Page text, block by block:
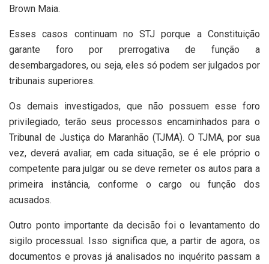
Brown Maia.
Esses casos continuam no STJ porque a Constituição
garante foro por prerrogativa de função a
desembargadores, ou seja, eles só podem ser julgados por
tribunais superiores.
Os demais investigados, que não possuem esse foro
privilegiado, terão seus processos encaminhados para o
Tribunal de Justiça do Maranhão (TJMA). O TJMA, por sua
vez, deverá avaliar, em cada situação, se é ele próprio o
competente para julgar ou se deve remeter os autos para a
primeira instância, conforme o cargo ou função dos
acusados.
Outro ponto importante da decisão foi o levantamento do
sigilo processual. Isso significa que, a partir de agora, os
documentos e provas já analisados no inquérito passam a